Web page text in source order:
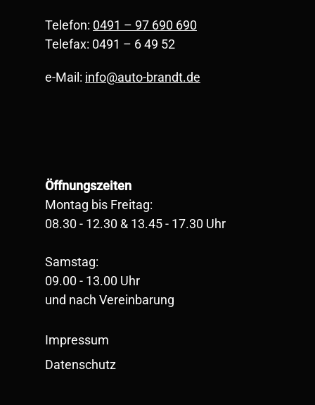
Telefon: 0491 – 97 690 690
Telefax: 0491 – 6 49 52
e-Mail: info@auto-brandt.de
Öffnungszeiten
Montag bis Freitag:
08.30 - 12.30 & 13.45 - 17.30 Uhr
Samstag:
09.00 - 13.00 Uhr
und nach Vereinbarung
Impressum
Datenschutz